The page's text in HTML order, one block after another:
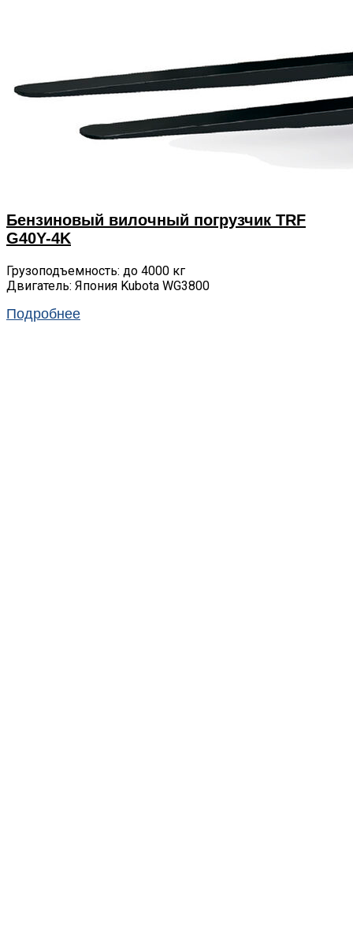
Бензиновый вилочный погрузчик TRF
G40Y-4K
Грузоподъемность: до 4000 кг
Двигатель: Япония Kubota WG3800
Подробнее